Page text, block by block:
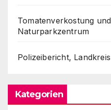
Tomatenverkostung
Naturparkzentrum
Polizeibericht,
Kategorien